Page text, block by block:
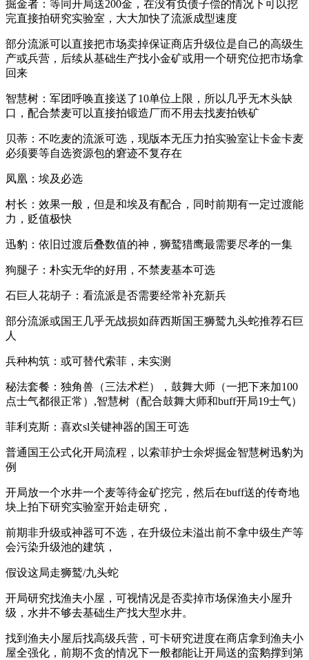
掘金者：等同开局送200金，在没有负债子偿的情况下可以挖
完直接拍研究实验室，大大加快了流派成型速度
部分流派可以直接把市场卖掉保证商店升级位是自己的高级生
产或兵营，后续从基础生产找小金矿或用一个研究位把市场拿
回来
智慧树：军团呼唤直接送了10单位上限，所以几乎无木头缺
口，配合禁麦可以直接拍锻造厂而不用去找麦拍铁矿
贝蒂：不吃麦的流派可选，现版本无压力拍实验室让卡金卡麦
必须要等自选资源包的窘迹不复存在
凤凰：埃及必选
村长：效果一般，但是和埃及有配合，同时前期有一定过渡能
力，贬值极快
迅豹：依旧过渡后叠数值的神，狮鹫猎鹰最需要尽孝的一集
狗腿子：朴实无华的好用，不禁麦基本可选
石巨人花胡子：看流派是否需要经常补充新兵
部分流派或国王几乎无战损如薛西斯国王狮鹫九头蛇推荐石巨
人
兵种构筑：或可替代索菲，未实测
秘法套餐：独角兽（三法术栏），鼓舞大师（一把下来加100
点士气都很正常）,智慧树（配合鼓舞大师和buff开局19士气）
菲利克斯：喜欢sl关键神器的国王可选
普通国王公式化开局流程，以索菲护士余烬掘金智慧树迅豹为
例
开局放一个水井一个麦等待金矿挖完，然后在buff送的传奇地
块上拍下研究实验室开始走研究，
前期非升级或神器可不选，在升级位未溢出前不拿中级生产等
会污染升级池的建筑，
假设这局走狮鹫/九头蛇
开局研究找渔夫小屋，可视情况是否卖掉市场保渔夫小屋升
级，水井不够去基础生产找大型水井。
找到渔夫小屋后找高级兵营，可卡研究进度在商店拿到渔夫小
屋全强化，前期不贪的情况下一般都能让开局送的蛮鹅撑到第